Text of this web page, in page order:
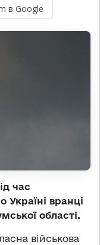
в Google
час
Україні вранці
області.
військова